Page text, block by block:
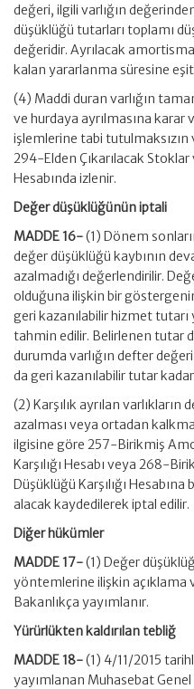
değeri, ilgili varlığın
düşüklüğü tutarları toplamı
değeridir. Ayrılacak
kalan yararlanma süresine eşit
(4) Maddi duran varlığın
ve hurdaya ayrılmasına karar
işlemlerine tabi tutulmaksızın
294-Elden Çıkarılacak
Hesabında izlenir.
Değer düşüklüğünün iptali
MADDE 16-(1) Dönem
değer düşüklüğü kaybının
azalmadığı değerlendirilir.
olduğuna ilişkin bir
geri kazanılabilir hizmet
tahmin edilir. Belirlenen tutar
durumda varlığın defter
da geri kazanılabilir tutar kadar
(2) Karşılık ayrılan
azalması veya ortadan
ilgisine göre 257-Birikmiş
Karşılığı Hesabı veya 268-
Düşüklüğü Karşılığı
alacak kaydedilerek iptal edilir.
Diğer hükümler
MADDE 17-(1) Değer
yöntemlerine ilişkin açıklama
Bakanlıkça yayımlanır.
Yürürlükten kaldırılan tebliğ
MADDE 18-(1) 4/11/2015
yayımlanan Muhasebat Genel